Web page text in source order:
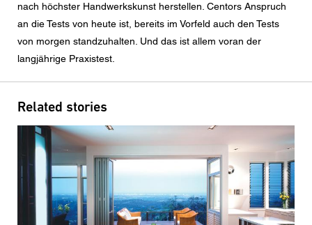
nach höchster Handwerkskunst herstellen. Centors Anspruch
an die Tests von heute ist, bereits im Vorfeld auch den Tests
von morgen standzuhalten. Und das ist allem voran der
langjährige Praxistest.
Related stories